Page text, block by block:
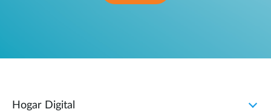
Hogar Digital